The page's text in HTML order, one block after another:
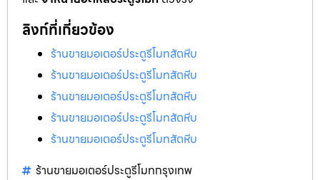
ลิงก์ที่เกี่ยวข้อง
ร้านขายมอเตอร์ประตูรีโมทสัตหีบ
ร้านขายมอเตอร์ประตูรีโมทสัตหีบ
ร้านขายมอเตอร์ประตูรีโมทสัตหีบ
ร้านขายมอเตอร์ประตูรีโมทสัตหีบ
ร้านขายมอเตอร์ประตูรีโมทสัตหีบ
ร้านขายมอเตอร์ประตูรีโมทกรุงเทพ